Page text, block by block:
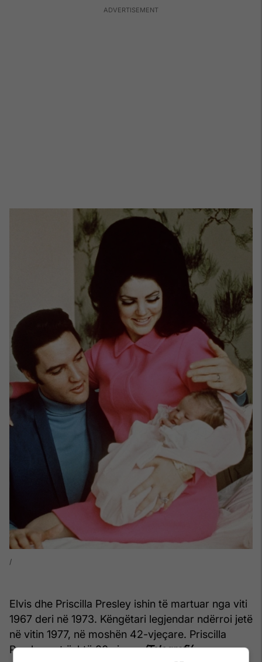
Elvis dhe Priscilla Presley ishin të martuar nga viti
1967 deri në 1973. Këngëtari legjendar ndërroi jetë
në vitin 1977, në moshën 42-vjeçare. Priscilla
Presley sot është 80 vjeçe./Telegrafi/